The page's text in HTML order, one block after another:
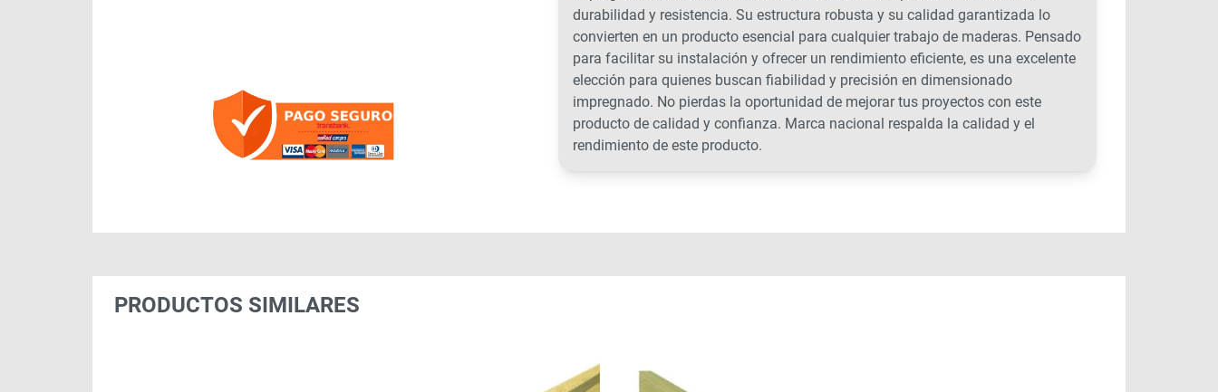
durabilidad y resistencia. Su estructura robusta y su calidad garantizada lo
convierten en un producto esencial para cualquier trabajo de maderas. Pensado
para facilitar su instalación y ofrecer un rendimiento eficiente, es una excelente
elección para quienes buscan fiabilidad y precisión en dimensionado
impregnado. No pierdas la oportunidad de mejorar tus proyectos con este
producto de calidad y confianza. Marca nacional respalda la calidad y el
rendimiento de este producto.
PRODUCTOS SIMILARES